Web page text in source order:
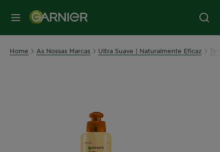
MENU
Home As Nossas Marcas Ultra Suave | Naturalmente Eficaz